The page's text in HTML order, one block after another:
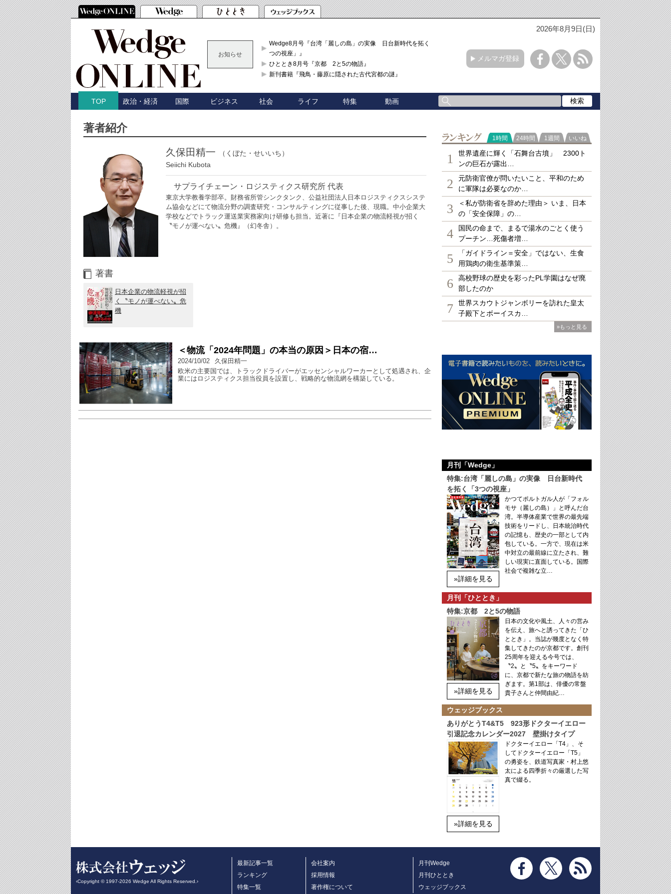
2026年8月9日(日)
お知らせ
Wedge8月号『台湾「麗しの島」の実像 日台新時代を拓く「3
つの視座」』
ひととき8月号『京都 2と5の物語』
新刊書籍『飛鳥・藤原に隠された古代宮都の謎』
メルマガ登録
TOP 政治・経済 国際 ビジネス 社会 ライフ 特集 動画
著者紹介
久保田精一
（くぼた・せいいち）
Seiichi Kubota
サプライチェーン・ロジスティクス研究所 代表
東京大学教養学部卒。財務省所管シンクタンク、公益社団法人日本ロジスティクスシステ
ム協会などにて物流分野の調査研究・コンサルティングに従事した後、現職。中小企業大
学校などでトラック運送業実務家向け研修も担当。近著に『日本企業の物流軽視が招く
〝モノが運べない〟危機』（幻冬舎）。
著書
日本企業の物流軽視が招
く〝モノが運べない〟危
機
＜物流「2024年問題」の本当の原因＞日本の宿…
2024/10/02
久保田精一
欧米の主要国では、トラックドライバーがエッセンシャルワーカーとして処遇され、企
業にはロジスティクス担当役員を設置し、戦略的な物流網を構築している。
ランキング
1時間 24時間 1週間 いいね
1
世界遺産に輝く「石舞台古墳」 2300ト
ンの巨石が露出…
2
元防衛官僚が問いたいこと、平和のため
に軍隊は必要なのか…
3
＜私が防衛省を辞めた理由＞ いま、日本
の「安全保障」の…
4
国民の命まで、まるで湯水のごとく使う
プーチン…死傷者増…
5
「ガイドライン＝安全」ではない、生食
用鶏肉の衛生基準策…
6
高校野球の歴史を彩ったPL学園はなぜ廃
部したのか
7
世界スカウトジャンボリーを訪れた皇太
子殿下とボーイスカ…
»もっと見る
月刊「Wedge」
特集:台湾「麗しの島」の実像 日台新時代
を拓く「3つの視座」
»詳細を見る
かつてポルトガル人が「フォル
モサ（麗しの島）」と呼んだ台
湾。半導体産業で世界の最先端
技術をリードし、日本統治時代
の記憶も、歴史の一部として内
包している。一方で、現在は米
中対立の最前線に立たされ、難
しい現実に直面している。国際
社会で複雑な立…
月刊「ひととき」
特集:京都 2と5の物語
»詳細を見る
日本の文化や風土、人々の営み
を伝え、旅へと誘ってきた「ひ
ととき」。当誌が幾度となく特
集してきたのが京都です。創刊
25周年を迎える今号では、
〝2〟と〝5〟をキーワード
に、京都で新たな旅の物語を紡
ぎます。第1部は、俳優の常盤
貴子さんと仲間由紀…
ウェッジブックス
ありがとうT4&T5 923形ドクターイエロー
引退記念カレンダー2027 壁掛けタイプ
»詳細を見る
ドクターイエロー「T4」、そ
してドクターイエロー「T5」
の勇姿を、鉄道写真家・村上悠
太による四季折々の厳選した写
真で綴る。
‹Copyright © 1997-2026 Wedge All Rights Reserved.›
最新記事一覧
ランキング
特集一覧
会社案内
採用情報
著作権について
月刊Wedge
月刊ひととき
ウェッジブックス